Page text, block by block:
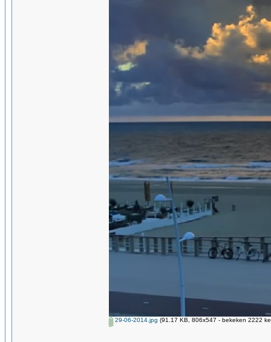
29-06-2014.jpg (91.17 KB, 806x547 - bekeken 2222